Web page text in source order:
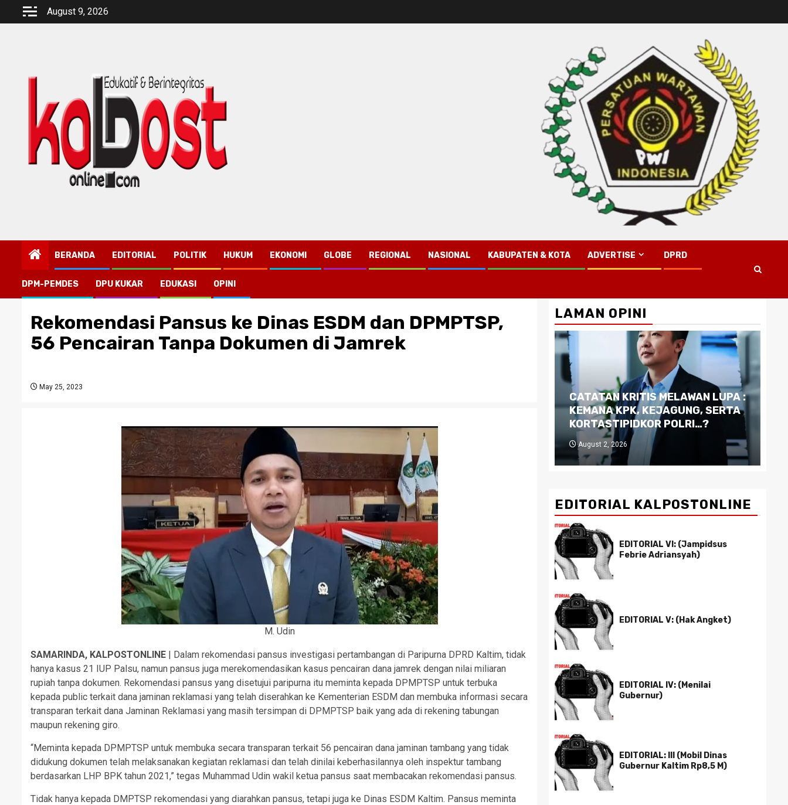
August 9, 2026
BERANDA EDITORIAL POLITIK HUKUM EKONOMI GLOBE REGIONAL NASIONAL KABUPATEN & KOTA ADVERTISE DPRD
DPM-PEMDES DPU KUKAR EDUKASI OPINI
Rekomendasi Pansus ke Dinas ESDM dan DPMPTSP,
56 Pencairan Tanpa Dokumen di Jamrek
May 25, 2023
M. Udin
SAMARINDA, KALPOSTONLINE | Dalam rekomendasi pansus investigasi pertambangan di Paripurna DPRD Kaltim, tidak
hanya kasus 21 IUP Palsu, namun pansus juga merekomendasikan kasus pencairan dana jamrek dengan nilai miliaran
rupiah tanpa dokumen. Rekomendasi pansus yang disetujui paripurna itu meminta kepada DPMPTSP untuk terbuka
kepada public terkait dana jaminan reklamasi yang telah diserahkan ke Kementerian ESDM dan membuka informasi secara
transparan terkait dana Jaminan Reklamasi yang masih tersimpan di DPMPTSP baik yang ada di rekening tabungan
maupun rekening giro.
“Meminta kepada DPMPTSP untuk membuka secara transparan terkait 56 pencairan dana jaminan tambang yang tidak
didukung dokumen telah melaksanakan kegiatan reklamasi dan telah dinilai keberhasilannya oleh inspektur tambang
berdasarkan LHP BPK tahun 2021,” tegas Muhammad Udin wakil ketua pansus saat membacakan rekomendasi pansus.
Tidak hanya kepada DMPTSP rekomendasi yang diarahkan pansus, tetapi juga ke Dinas ESDM Kaltim. Pansus meminta
LAMAN OPINI
CATATAN KRITIS MELAWAN LUPA :
KEMANA KPK, KEJAGUNG, SERTA
KORTASTIPIDKOR POLRI…?
August 2, 2026
EDITORIAL KALPOSTONLINE
EDITORIAL VI: (Jampidsus
Febrie Adriansyah)
EDITORIAL V: (Hak Angket)
EDITORIAL IV: (Menilai
Gubernur)
EDITORIAL: III (Mobil Dinas
Gubernur Kaltim Rp8,5 M)